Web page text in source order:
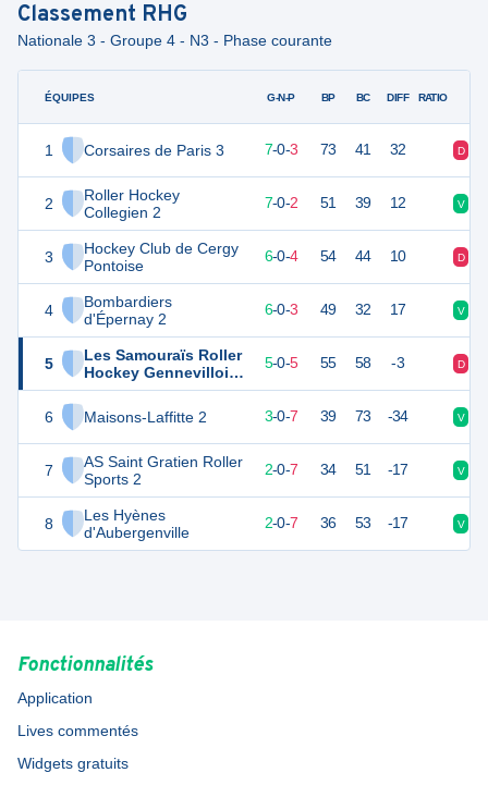
Classement RHG
Nationale 3 - Groupe 4 - N3 - Phase courante
ÉQUIPES
1 Corsaires de Paris 3
2
Roller Hockey
Collegien 2
3
Hockey Club de Cergy
Pontoise
4
Bombardiers
d'Épernay 2
5
Les Samouraïs Roller
Hockey Gennevillois
2
6
Maisons-Laffitte 2
7
AS Saint Gratien Roller
Sports 2
8
Les Hyènes
d'Aubergenville
G-N-P BP BC DIFF RATIO
22 7-0-3 73 41 32 D
7-0-2 51 39 12 V
18 10 6-0-4 54 44 10 D
6-0-3 49 32 17 V
15 10 5-0-5 55 58 -3 D
8 3-0-7 39 73 -34 V
7 9 2-0-7 34 51 -17 V
2-0-7 36 53 -17 V
Fonctionnalités
Application
Lives commentés
Widgets gratuits